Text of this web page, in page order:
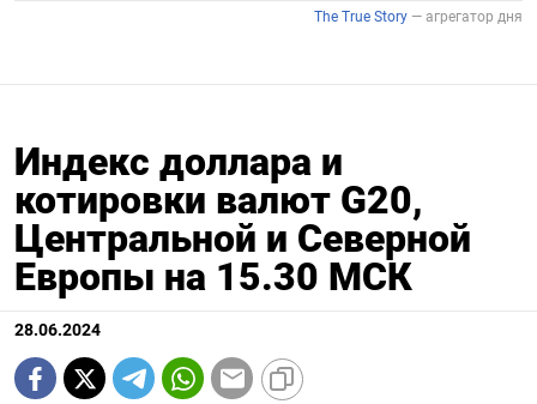
Индекс доллара и
котировки валют G20,
Центральной и Северной
Европы на 15.30 МСК
28.06.2024